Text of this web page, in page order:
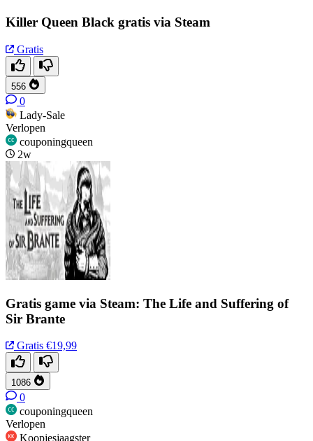
Killer Queen Black gratis via Steam
Gratis
556
0
Lady-Sale
Verlopen
couponingqueen
2w
Gratis game via Steam: The Life and Suffering of
Sir Brante
Gratis €19,99
1086
0
couponingqueen
Verlopen
Koopjesjaagster